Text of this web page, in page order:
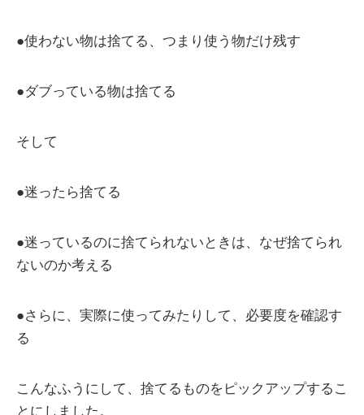
●使わない物は捨てる、つまり使う物だけ残す
●ダブっている物は捨てる
そして
●迷ったら捨てる
●迷っているのに捨てられないときは、なぜ捨てられ
ないのか考える
●さらに、実際に使ってみたりして、必要度を確認す
る
こんなふうにして、捨てるものをピックアップするこ
とにしました。